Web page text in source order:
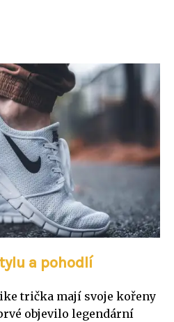
a pohodlí
trička mají svoje kořeny
objevilo legendární